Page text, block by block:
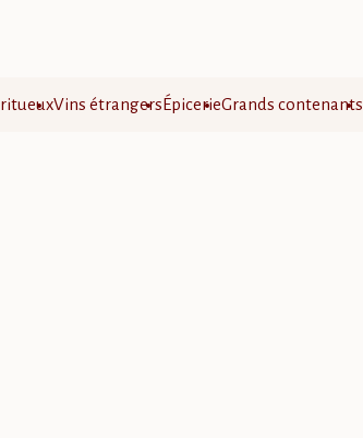
Vins étrangersÉpicerieGrands contenants